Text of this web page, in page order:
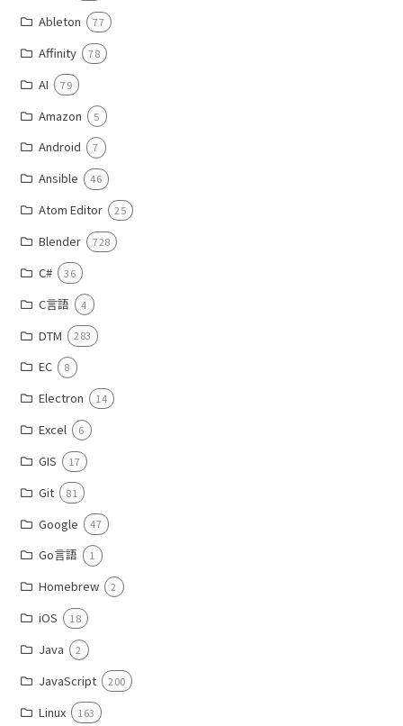
Ableton 77
Affinity 78
AI 79
Amazon 5
Android 7
Ansible 46
Atom Editor 25
Blender 728
C# 36
C言語 4
DTM 283
EC 8
Electron 14
Excel 6
GIS 17
Git 81
Google 47
Go言語 1
Homebrew 2
iOS 18
Java 2
JavaScript 200
Linux 163